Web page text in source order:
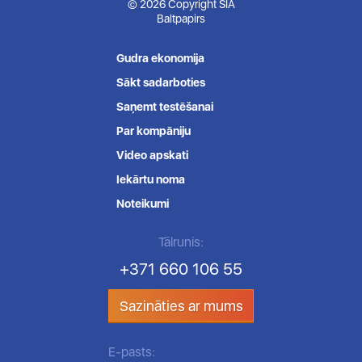
© 2026 Copyright SIA
Baltpapirs
Gudra ekonomija
Sākt sadarboties
Saņemt testēšanai
Par kompāniju
Video apskati
Iekārtu noma
Noteikumi
Tālrunis:
+371 660 106 55
Sazināties ar mums
E-pasts: